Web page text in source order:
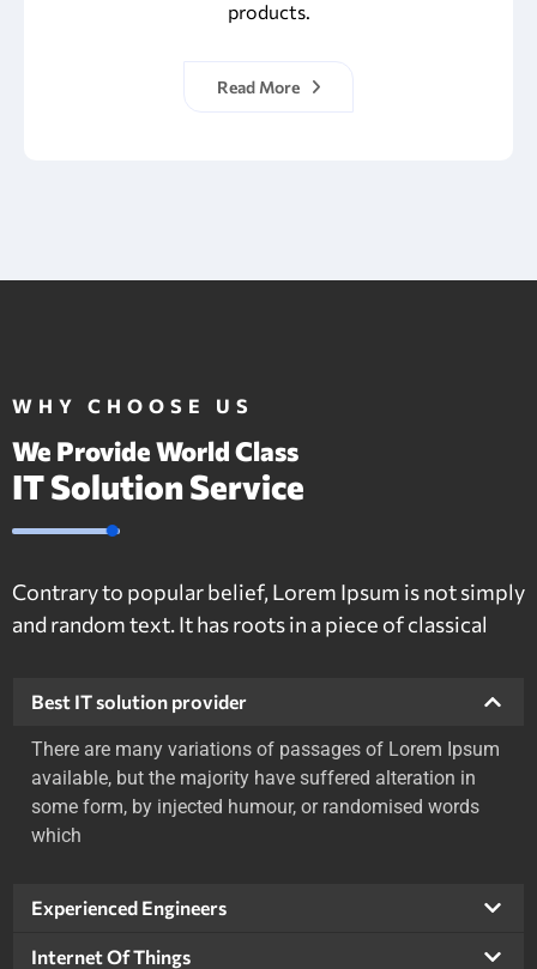
products.
Read More
WHY CHOOSE US
We Provide World Class
IT Solution Service
Contrary to popular belief, Lorem Ipsum is not simply
and random text. It has roots in a piece of classical
Best IT solution provider
There are many variations of passages of Lorem Ipsum
available, but the majority have suffered alteration in
some form, by injected humour, or randomised words
which
Experienced Engineers
Internet Of Things